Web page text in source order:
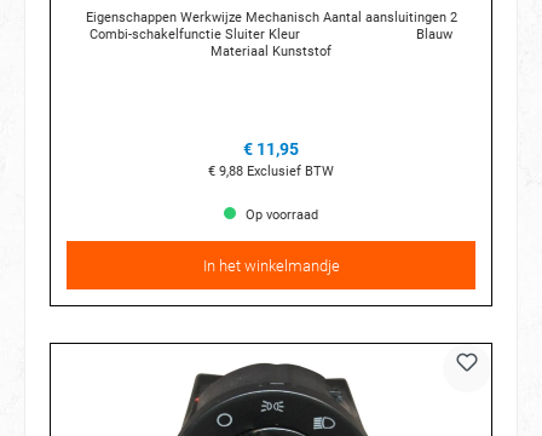
Eigenschappen Werkwijze Mechanisch Aantal aansluitingen 2
Combi-schakelfunctie Sluiter Kleur Blauw
Materiaal Kunststof
€ 11,95
€ 9,88 Exclusief BTW
Op voorraad
In het winkelmandje